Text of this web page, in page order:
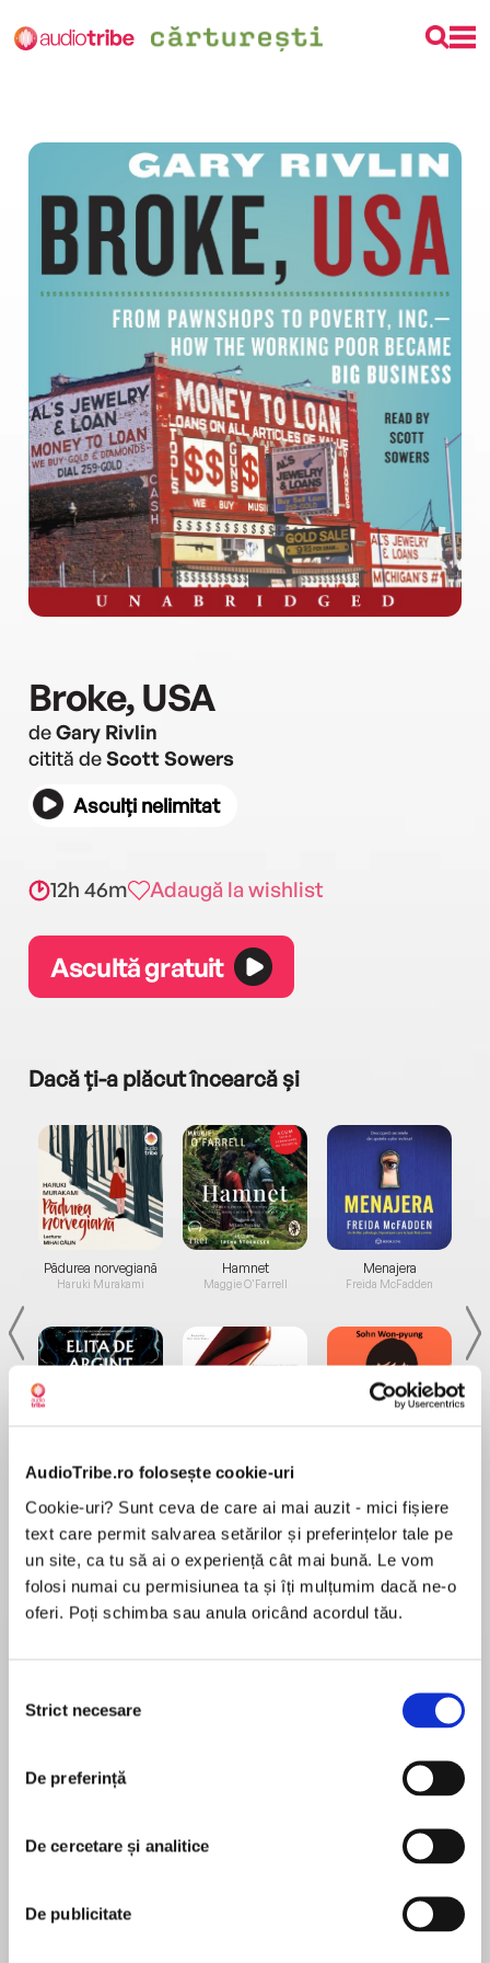
AudioTribe.ro folosește cookie-uri
Cookie-uri? Sunt ceva de care ai mai auzit - mici fișiere
text care permit salvarea setărilor și preferințelor tale pe
un site, ca tu să ai o experiență cât mai bună. Le vom
folosi numai cu permisiunea ta și îți mulțumim dacă ne-o
oferi. Poți schimba sau anula oricând acordul tău.
consimțământului
Strict necesare
De preferință
De cercetare și analitice
De publicitate
Broke, USA
deGary Rivlin
citită deScott Sowers
Asculți nelimitat
12h 46m Adaugă la wishlist
Ascultă gratuit
Dacă ți-a plăcut încearcă și
Pădurea norvegiană
Haruki Murakami
Elita de Argint (Elita
de...
Hamnet
Maggie O'Farrell
Diavolul se îmbracă de
la...
Menajera
Freida McFadden
Desprecarte
riveting exploration of one of America’s largest
and fastest-growing industries—the business of
the “poverty industry” that will also appeal to
Dimed) and David Shipler (The Working Poor).
MAI MULT
pentru această carte
Gary Rivlin is a Pulitzer Prize–winning investigative